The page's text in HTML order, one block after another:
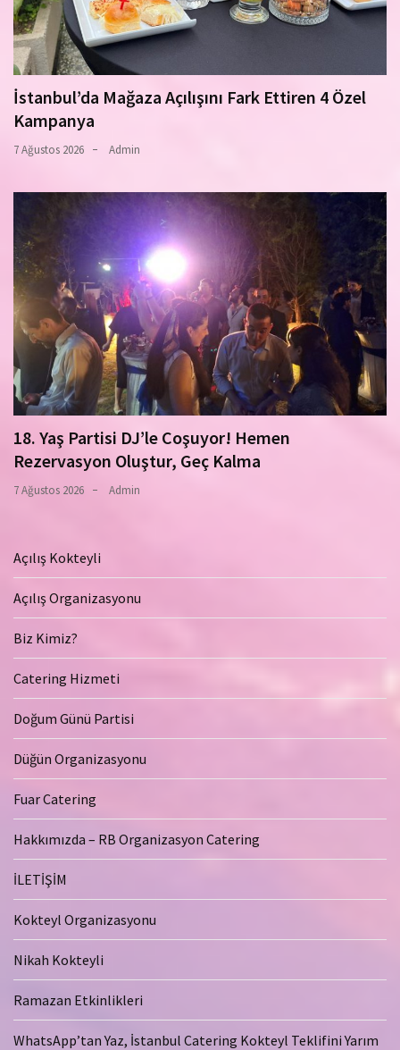
İstanbul’da Mağaza Açılışını Fark Ettiren 4 Özel
Kampanya
7 Ağustos 2026 Admin
18. Yaş Partisi DJ’le Coşuyor! Hemen
Rezervasyon Oluştur, Geç Kalma
7 Ağustos 2026 Admin
Açılış Kokteyli
Açılış Organizasyonu
Biz Kimiz?
Catering Hizmeti
Doğum Günü Partisi
Düğün Organizasyonu
Fuar Catering
Hakkımızda – RB Organizasyon Catering
İLETİŞİM
Kokteyl Organizasyonu
Nikah Kokteyli
Ramazan Etkinlikleri
WhatsApp’tan Yaz, İstanbul Catering Kokteyl Teklifini Yarım